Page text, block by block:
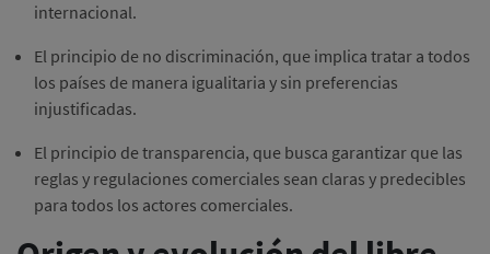
internacional.
El principio de no discriminación, que implica tratar a todos
los países de manera igualitaria y sin preferencias
injustificadas.
El principio de transparencia, que busca garantizar que las
reglas y regulaciones comerciales sean claras y predecibles
para todos los actores comerciales.